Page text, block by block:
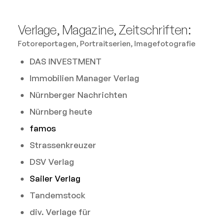
Verlage, Magazine, Zeitschriften:
Fotoreportagen, Portraitserien, Imagefotografie
DAS INVESTMENT
Immobilien Manager Verlag
Nürnberger Nachrichten
Nürnberg heute
famos
Strassenkreuzer
DSV Verlag
Sailer Verlag
Tandemstock
div. Verlage für